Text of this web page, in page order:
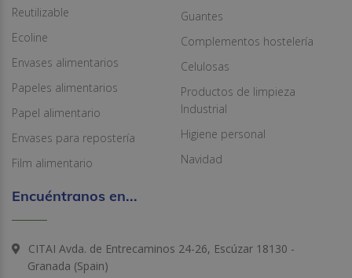
Reutilizable
Ecoline
Envases alimentarios
Papeles alimentarios
Papel alimentario
Envases para repostería
Film alimentario
Guantes
Complementos hostelería
Celulosas
Productos de limpieza
Industrial
Higiene personal
Navidad
Encuéntranos en...
CITAI Avda. de Entrecaminos 24-26, Escúzar 18130 -
Granada (Spain)